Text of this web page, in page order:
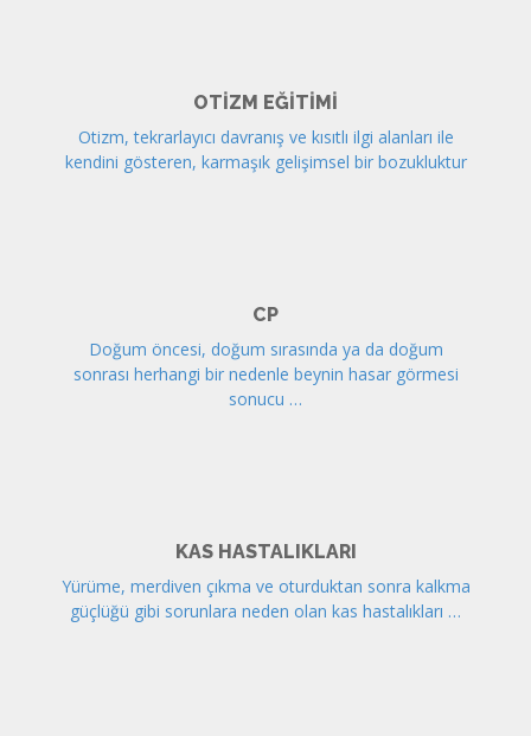
OTIZM EĞITIMI
Otizm, tekrarlayıcı davranış ve kısıtlı ilgi alanları ile
kendini gösteren, karmaşık gelişimsel bir bozukluktur
CP
Doğum öncesi, doğum sırasında ya da doğum
sonrası herhangi bir nedenle beynin hasar görmesi
sonucu …
KAS HASTALIKLARI
Yürüme, merdiven çıkma ve oturduktan sonra kalkma
güçlüğü gibi sorunlara neden olan kas hastalıkları …